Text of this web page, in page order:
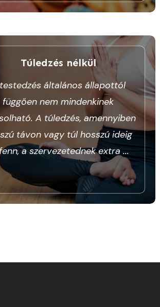
Túledzés nélkül
általános állapottól
függően nem mindenkinek
A túledzés, amennyiben
távon vagy túl hosszú ideig
a szervezetednek extra...